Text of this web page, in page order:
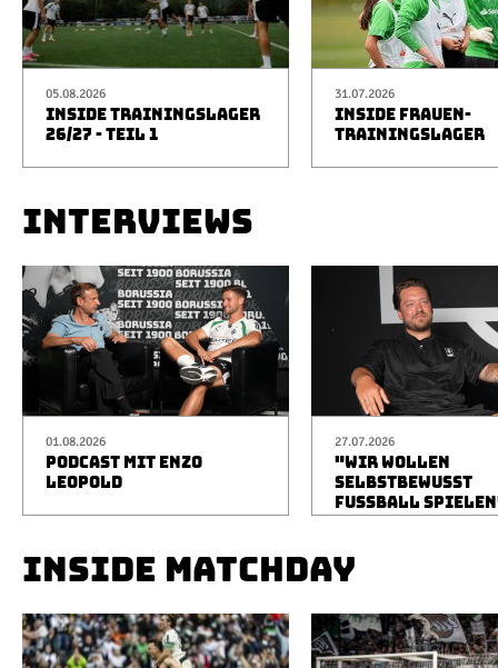
05.08.2026
INSIDE TRAININGSLAGER
26/27 - TEIL 1
31.07.2026
INSIDE FRAUEN-
TRAININGSLAGER
INTERVIEWS
01.08.2026
PODCAST MIT ENZO
LEOPOLD
27.07.2026
"WIR WOLLEN
SELBSTBEWUSST
FUSSBALL
INSIDE MATCHDAY